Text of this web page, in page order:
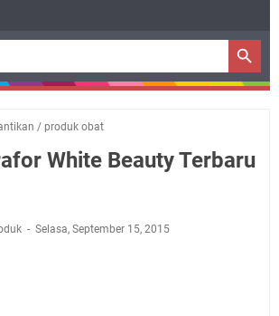
/ produk obat
White Beauty Terbaru
Selasa, September 15, 2015